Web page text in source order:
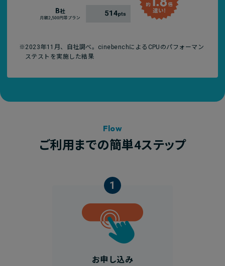
※2023年11月、自社調べ。cinebenchによるCPUのパフォーマン
ステストを実施した結果
Flow
ご利用までの簡単4ステップ
1
お申し込み